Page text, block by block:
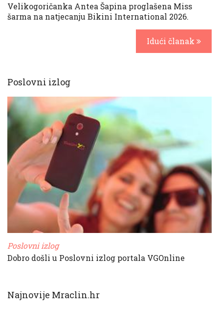
Velikogoričanka Antea Šapina proglašena Miss
šarma na natjecanju Bikini International 2026.
Idući članak
Poslovni izlog
Poslovni izlog
Dobro došli u Poslovni izlog portala VGOnline
Najnovije Mraclin.hr